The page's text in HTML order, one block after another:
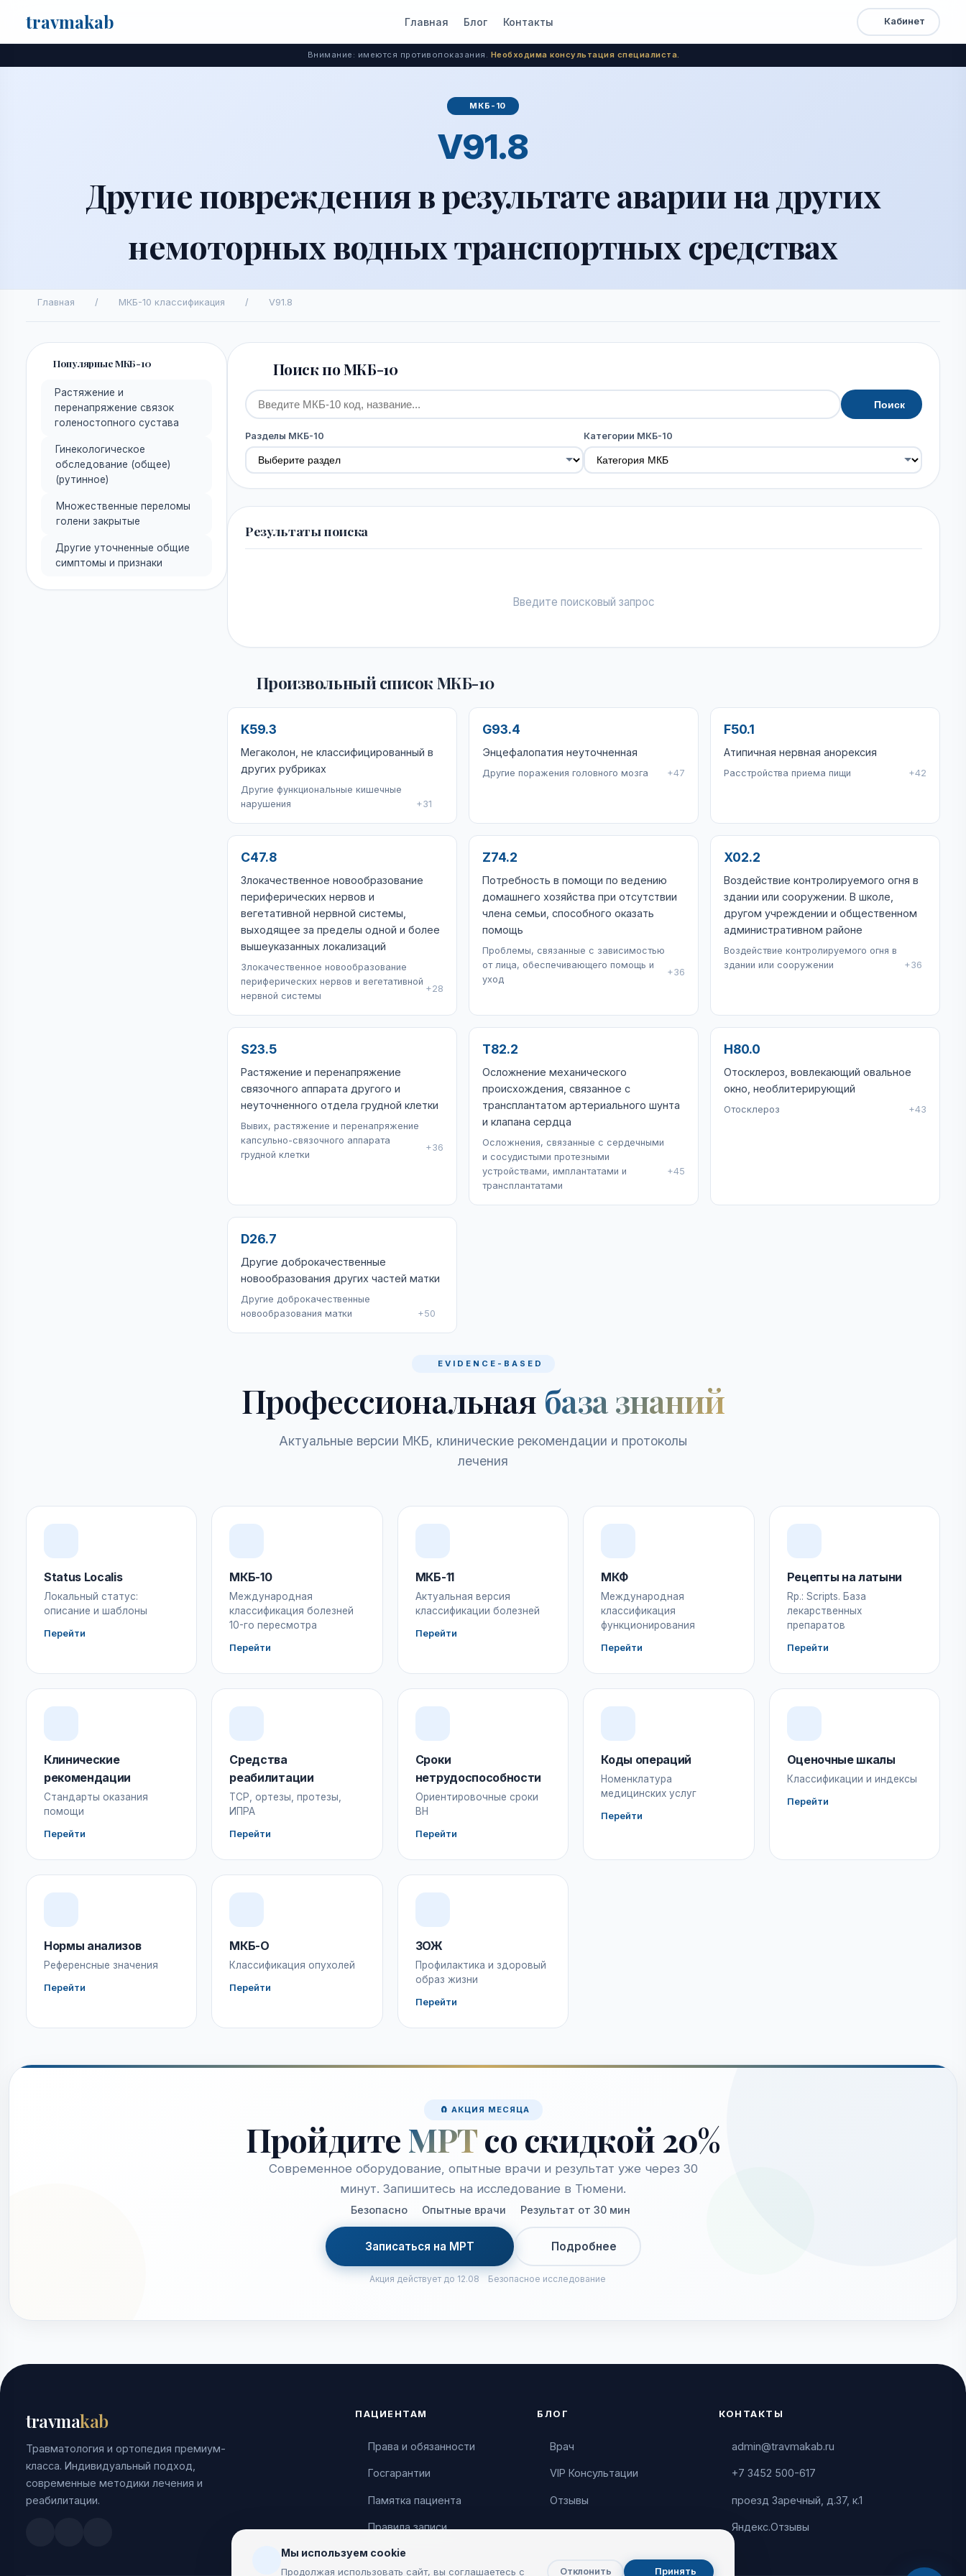
travmakab Главная Блог Контакты
Открыть
меню
Быстрый
доступ
Кабинет
Внимание: имеются противопоказания. Необходима консультация специалиста.
МКБ-10
V91.8
Другие повреждения в результате аварии на других
немоторных водных транспортных средствах
Главная / МКБ-10 классификация / V91.8
Популярные МКБ-10
Растяжение и
перенапряжение связок
голеностопного сустава
Гинекологическое
обследование (общее)
(рутинное)
Множественные переломы
голени закрытые
Другие уточненные общие
симптомы и признаки
Поиск по МКБ-10
Поиск
Разделы МКБ-10 Категории МКБ-10
Результаты поиска
Введите поисковый запрос
Произвольный список МКБ-10
K59.3
Мегаколон, не классифицированный в
других рубриках
Другие функциональные кишечные
нарушения
+31
G93.4
Энцефалопатия неуточненная
Другие поражения головного мозга +47
F50.1
Атипичная нервная анорексия
Расстройства приема пищи +42
C47.8
Злокачественное новообразование
периферических нервов и
вегетативной нервной системы,
выходящее за пределы одной и более
вышеуказанных локализаций
Злокачественное новообразование
периферических нервов и вегетативной
нервной системы
+28
Z74.2
Потребность в помощи по ведению
домашнего хозяйства при отсутствии
члена семьи, способного оказать
помощь
Проблемы, связанные с зависимостью
от лица, обеспечивающего помощь и
уход
+36
X02.2
Воздействие контролируемого огня в
здании или сооружении. В школе,
другом учреждении и общественном
административном районе
Воздействие контролируемого огня в
здании или сооружении
+36
S23.5
Растяжение и перенапряжение
связочного аппарата другого и
неуточненного отдела грудной клетки
Вывих, растяжение и перенапряжение
капсульно-связочного аппарата
грудной клетки
+36
T82.2
Осложнение механического
происхождения, связанное с
трансплантатом артериального шунта
и клапана сердца
Осложнения, связанные с сердечными
и сосудистыми протезными
устройствами, имплантатами и
трансплантатами
+45
H80.0
Отосклероз, вовлекающий овальное
окно, необлитерирующий
Отосклероз +43
D26.7
Другие доброкачественные
новообразования других частей матки
Другие доброкачественные
новообразования матки
+50
EVIDENCE-BASED
Профессиональная база знаний
Актуальные версии МКБ, клинические рекомендации и протоколы
лечения
Status Localis
Локальный статус:
описание и шаблоны
Перейти
МКБ-10
Международная
классификация болезней
10-го пересмотра
Перейти
МКБ-11
Актуальная версия
классификации болезней
Перейти
МКФ
Международная
классификация
функционирования
Перейти
Рецепты на латыни
Rp.: Scripts. База
лекарственных
препаратов
Перейти
Клинические
рекомендации
Стандарты оказания
помощи
Перейти
Средства
реабилитации
ТСР, ортезы, протезы,
ИПРА
Перейти
Сроки
нетрудоспособности
Ориентировочные сроки
ВН
Перейти
Коды операций
Номенклатура
медицинских услуг
Перейти
Оценочные шкалы
Классификации и индексы
Перейти
Нормы анализов
Референсные значения
Перейти
МКБ-О
Классификация опухолей
Перейти
ЗОЖ
Профилактика и здоровый
образ жизни
Перейти
🧲 АКЦИЯ МЕСЯЦА
Пройдите МРТсо скидкой 20%
Современное оборудование, опытные врачи и результат уже через 30
минут. Запишитесь на исследование в Тюмени.
Безопасно Опытные врачи Результат от 30 мин
Записаться на МРТ Подробнее
Акция действует до 12.08 Безопасное исследование
travmakab
Травматология и ортопедия премиум-
класса. Индивидуальный подход,
современные методики лечения и
реабилитации.
ПАЦИЕНТАМ
Права и обязанности
Госгарантии
Памятка пациента
Правила записи
БЛОГ
Врач
VIP Консультации
Отзывы
КОНТАКТЫ
admin@travmakab.ru
+7 3452 500-617
проезд Заречный, д.37, к.1
Яндекс.Отзывы
Мы используем cookie
Продолжая использовать сайт, вы соглашаетесь с Отклонить Принять